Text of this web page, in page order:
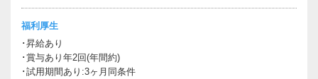
福利厚生
･昇給あり
･賞与あり年2回(年間約)
･試用期間あり:3ヶ月同条件